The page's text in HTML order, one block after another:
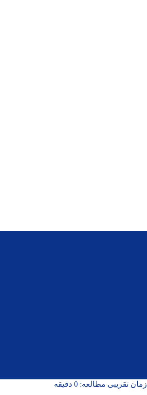
زمان تقریبی مطالعه: 0 دقیقه